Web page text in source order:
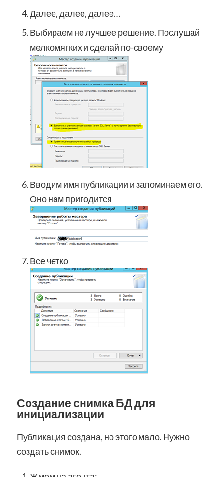
Далее, далее, далее…
Выбираем не лучшее решение. Послушай
мелкомягких и сделай по-своему
Вводим имя публикации и запоминаем его.
Оно нам пригодится
Все четко
Создание снимка БД для
инициализации
Публикация создана, но этого мало. Нужно
создать снимок.